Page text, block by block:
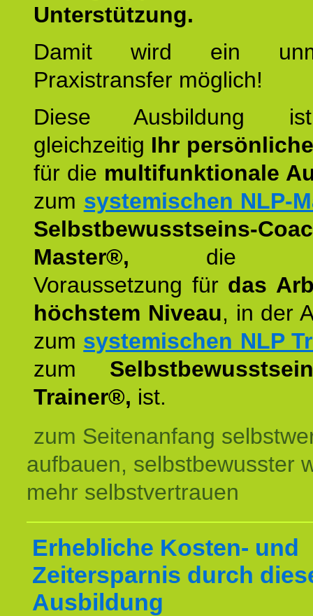
Unterstützung.
Damit wird ein
Praxistransfer möglich!
Diese Ausbildung
gleichzeitig Ihr
für die multifunktionale
zum systemischen NLP-
Selbstbewusstseins-
Master®, die
Voraussetzung für das
höchstem Niveau, in der
zum systemischen NLP
zum
Trainer®, ist.
zum Seitenanfang
aufbauen, selbstbewusster
mehr selbstvertrauen
Erhebliche Kosten- und
Zeitersparnis durch
Ausbildung